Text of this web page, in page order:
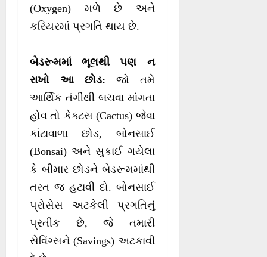
(Oxygen) મળે છે અને
કરિયરમાં પ્રગતિ થાય છે.
બેડરૂમમાં ભૂલથી પણ ન
રાખો આ છોડ: જો તમે
આર્થિક તંગીથી બચવા માંગતા
હોવ તો કેક્ટસ (Cactus) જેવા
કાંટાવાળા છોડ, બોનસાઈ
(Bonsai) અને સુકાઈ ગયેલા
કે બીમાર છોડને બેડરૂમમાંથી
તરત જ હટાવી દો. બોનસાઈ
પ્રોસેસ અટકેલી પ્રગતિનું
પ્રતીક છે, જે તમારી
સેવિંગ્સને (Savings) અટકાવી